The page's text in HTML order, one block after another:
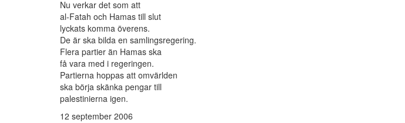
Nu verkar det som att
al-Fatah och Hamas till slut
lyckats komma överens.
De är ska bilda en samlingsregering.
Flera partier än Hamas ska
få vara med i regeringen.
Partierna hoppas att omvärlden
ska börja skänka pengar till
palestinierna igen.
12 september 2006